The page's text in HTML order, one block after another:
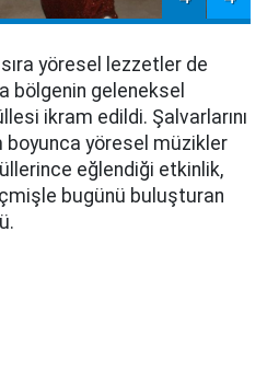
yöresel lezzetler de
bölgenin geleneksel
ikram edildi. Şalvarlarını
boyunca yöresel müzikler
eğlendiği etkinlik,
bugünü buluşturan